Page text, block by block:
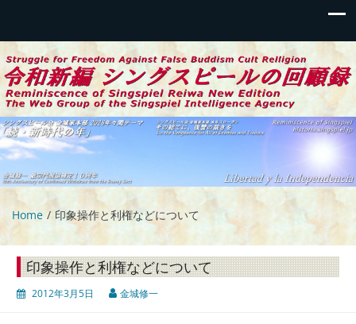
令和新編 シングスピールの回顧録
伝統偽装カルトからの蘇生と闘争の記録
Home 印象操作と利権などについて
印象操作と利権などについて
2012年3月5日 金城修一